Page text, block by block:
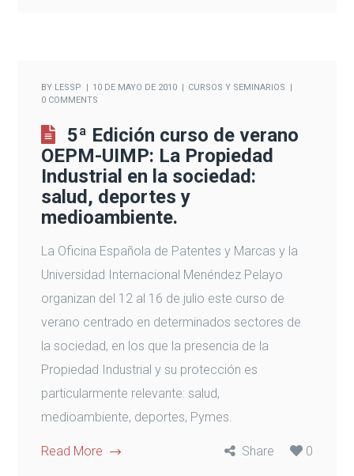
BY LESSP 10 DE MAYO DE 2010
CURSOS Y SEMINARIOS
0 COMMENTS
5ª Edición curso de verano
OEPM-UIMP: La Propiedad
Industrial en la sociedad:
salud, deportes y
medioambiente.
La Oficina Española de Patentes y Marcas y la
Universidad Internacional Menéndez Pelayo
organizan del 12 al 16 de julio este curso de
verano centrado en determinados sectores de
la sociedad, en los que la presencia de la
Propiedad Industrial y su protección es
particularmente relevante: salud,
medioambiente, deportes, Pymes.
Read More Share 0